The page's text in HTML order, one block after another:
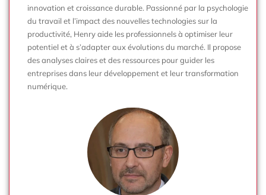
innovation et croissance durable. Passionné par la psychologie
du travail et l’impact des nouvelles technologies sur la
productivité, Henry aide les professionnels à optimiser leur
potentiel et à s’adapter aux évolutions du marché. Il propose
des analyses claires et des ressources pour guider les
entreprises dans leur développement et leur transformation
numérique.